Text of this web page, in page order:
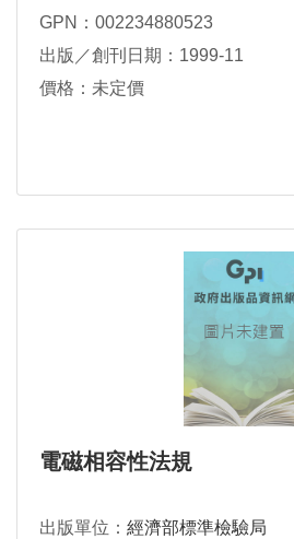
GPN：002234880523
出版／創刊日期：1999-11
價格：未定價
電磁相容性法規
出版單位： 經濟部標準檢驗局